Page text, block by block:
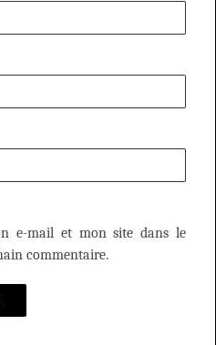
e-mail et mon site dans le
commentaire.